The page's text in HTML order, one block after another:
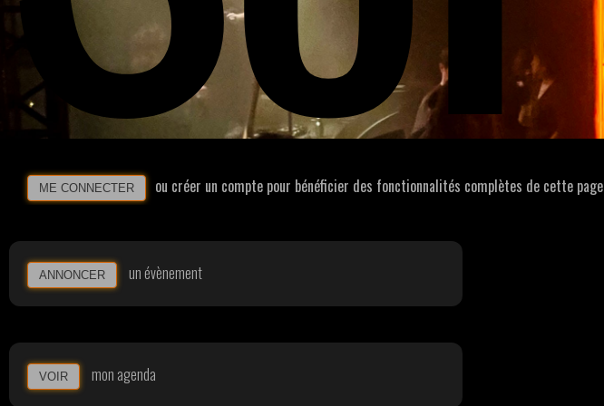
ME CONNECTER ou créer un compte pour bénéficier des fonctionnalités complètes de cette page
ANNONCER un évènement
VOIR mon agenda